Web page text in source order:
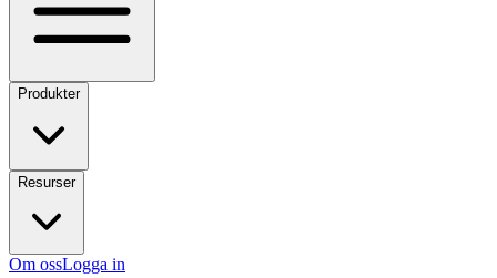
Produkter
Resurser
Om ossLogga in